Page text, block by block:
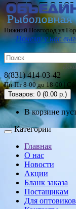
Нижний Новгород ул
Почему у нас
8(831) 414-03-42
Пн-Пт 8-00 до 18-00 |
Товаров: 0 (0.00 р.)
В корзине
Категории
Главная
О нас
Новости
Акции
Бланк заказа
Постащикам
Для оптовиков